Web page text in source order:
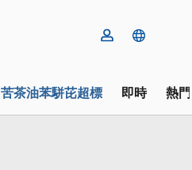
苦茶油苯駢芘超標 即時 熱